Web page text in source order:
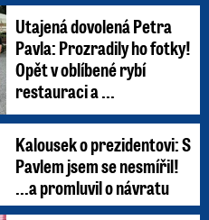
Utajená dovolená Petra
Pavla: Prozradily ho fotky!
Opět v oblíbené rybí
restauraci a ...
Kalousek o prezidentovi: S
Pavlem jsem se nesmířil!
...a promluvil o návratu